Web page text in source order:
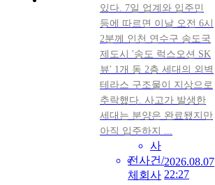
있다. 7일 업계와 입주민
등에 따르면 이날 오전 6시
2분께 인천 연수구 송도국
제도시 '송도 럭스오션 SK
뷰' 1개 동 2층 세대의 외벽
테라스 구조물이 지상으로
추락했다. 사고가 발생한
세대는 분양은 완료됐지만
아직 입주하지 ...
전
체
사
회
사
건/
사
2026.08.07
22:27